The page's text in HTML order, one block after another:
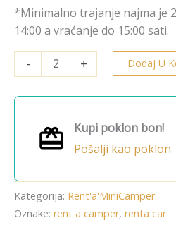
*Minimalno trajanje najma je
14:00 a vraćanje do 15:00 sati.
- + Dodaj U
Kupi poklon bon!
Pošalji kao poklon
Kategorija: Rent'a'MiniCamper
Oznake: rent a camper, renta car